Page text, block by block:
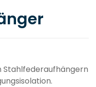
Stahlfederaufhängern